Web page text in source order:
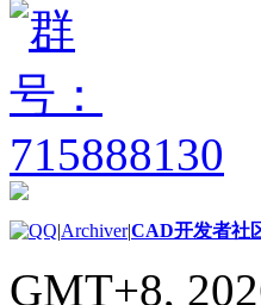
|Archiver|CAD开发者社
GMT+8,